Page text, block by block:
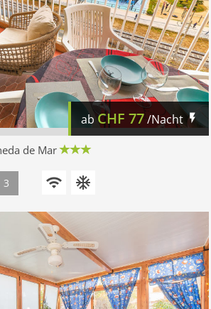
abCHF 77/Nacht
de Mar
3